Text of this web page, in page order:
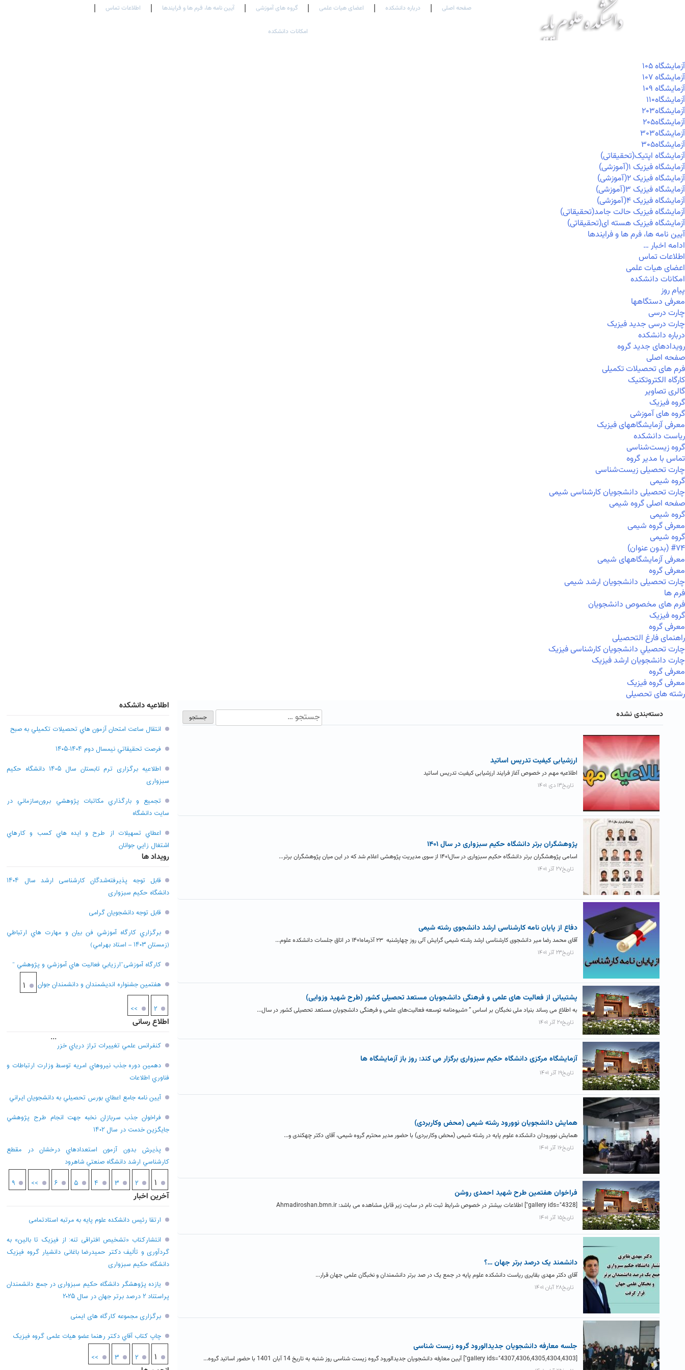
صفحه اصلی درباره دانشکده اعضای هیات علمی گروه های آموزشی آیین نامه ها، فرم ها و فرایندها اطلاعات تماس
امکانات دانشکده
آزمايشگاه ۱۰۵
آزمايشگاه ۱۰۷
آزمايشگاه ۱۰۹
آزمايشگاه۱۱۰
آزمايشگاه۲۰۳
آزمايشگاه۲۰۵
آزمايشگاه۳۰۳
آزمايشگاه۳۰۵
آزمایشگاه اپتیک(تحقیقاتی)
آزمایشگاه فیزیک ۱(آموزشی)
آزمایشگاه فیزیک ۲(آموزشی)
آزمایشگاه فیزیک ۳(آموزشی)
آزمایشگاه فیزیک ۴(آموزشی)
آزمایشگاه فیزیک حالت جامد(تحقیقاتی)
آزمایشگاه فیزیک هسته ای(تحقیقاتی)
آیین نامه ها، فرم ها و فرایندها
ادامه اخبار …
اطلاعات تماس
اعضای هیات علمی
امکانات دانشکده
پیام روز
معرفی دستگاهها
چارت درسی
چارت درسی جدید فیزیک
درباره دانشکده
رویدادهای جدید گروه
صفحه اصلی
فرم های تحصیلات تکمیلی
کارگاه الکتروتکنیک
گالری تصاویر
گروه فیزیک
گروه های آموزشی
معرفی آزمایشگاههای فیزیک
ریاست دانشکده
گروه زیست‌شناسی
تماس با مدیر گروه
چارت تحصیلی زیست‌شناسی
گروه شیمی
چارت تحصیلی دانشجویان کارشناسی شیمی
صفحه اصلی گروه شیمی
گروه شیمی
معرفی گروه شیمی
گروه شیمی
#۷۴ (بدون عنوان)
معرفی آزمایشگاههای شیمی
معرفی گروه
چارت تحصیلی دانشجویان ارشد شیمی
فرم ها
فرم های مخصوص دانشجویان
گروه فیزیک
معرفی گروه
راهنمای فارغ التحصیلی
چارت تحصيلي دانشجویان کارشناسی فیزیک
چارت دانشجویان ارشد فیزیک
معرفی گروه
معرفی گروه فیزیک
رشته های تحصیلی
دسته‌بندی نشده
ارزشیابی کیفیت تدریس اساتید
اطلاعیه مهم در خصوص آغاز فرایند ارزشیابی کیفیت تدریس اساتید
تاریخ۱۳ دی ۱۴۰۱
پژوهشگران برتر دانشگاه حکیم سبزواری در سال ۱۴۰۱
اسامی پژوهشگران برتر دانشگاه حکیم سبزواری در سال۱۴۰۱ از سوی مدیریت پژوهشی اعلام شد که در این میان پژوهشگران برتر...
تاریخ۲۷ آذر ۱۴۰۱
دفاع از پایان نامه کارشناسی ارشد دانشجوی رشته شیمی
آقای محمد رضا میر دانشجوی کارشناسی ارشد رشته شیمی گرایش آلی روز چهارشنبه ۲۳ آذرماه۱۴۰۱ در اتاق جلسات دانشکده علوم...
تاریخ۲۳ آذر ۱۴۰۱
پشتیبانی از فعالیت های علمی و فرهنگی دانشجویان مستعد تحصیلی کشور (طرح شهید وزوایی)
به اطلاع می رساند بنیاد ملی نخبگان بر اساس ” «شیوه‌نامه توسعه فعالیت‌های علمی و فرهنگی دانشجویان مستعد تحصیلی کشور در سال...
تاریخ۲۰ آذر ۱۴۰۱
آزمایشگاه مرکزی دانشگاه حکیم سبزواری برگزار می کند: روز باز آزمایشگاه ها
تاریخ۱۹ آذر ۱۴۰۱
همایش دانشجویان نوورود رشته شیمی (محض وکاربردی)
همایش نوورودان دانشکده علوم پایه در رشته شیمی (محض وکاربردی) با حضور مدیر محترم گروه شیمی، آقای دکتر چهکندی و...
تاریخ۱۶ آذر ۱۴۰۱
فراخوان هفتمین طرح شهید احمدی روشن
[gallery ids="4328"] اطلاعات بیشتر در خصوص شرایط ثبت نام در سایت زیر قابل مشاهده می باشد: Ahmadiroshan.bmn.ir
تاریخ۱۵ آذر ۱۴۰۱
دانشمند یک درصد برتر جهان …؟
آقای دکتر مهدی بقایری ریاست دانشکده علوم پایه در جمع یک در صد برتر دانشمندان و نخبگان علمی جهان قرار...
تاریخ۲۸ آبان ۱۴۰۱
جلسه معارفه دانشجویان جدیدالورود گروه زیست شناسی
[gallery ids="4307,4306,4305,4304,4303"] آیین معارفه دانشجویان جدیدالورود گروه زیست شناسی روز شنبه به تاریخ 14 آبان 1401 با حضور اساتید گروه...
اطلاعیه دانشکده
انتقال ساعت امتحان آزمون هاي تحصيلات تکميلي به صبح
فرصت تحقيقاتي نیمسال دوم ۱۴۰۴-۱۴۰۵
اطلاعیه برگزاری ترم تابستان سال ۱۴۰۵ دانشگاه حکیم
سبزواری
تجميع و بارگذاري مکاتبات پژوهشي برون‌سازماني در
سايت دانشگاه
اعطاي تسهيلات از طرح و ايده هاي کسب و کارهاي
اشتغال زايي جوانان
رویداد ها
قابل توجه پذیرفته‌شدگان کارشناسی ارشد سال ۱۴۰۴
دانشگاه حکیم سبزواری
قابل توجه دانشجویان گرامی
برگزاري کارگاه آموزشي فن بيان و مهارت هاي ارتباطي
(زمستان ۱۴۰۳ – استاد بهرامي)
کارگاه آموزشی”ارزيابي فعاليت هاي آموزشي و پژوهشي “
هفتمين جشنواره انديشمندان و دانشمندان جوان
۱
۲ >>
اطلاع رسانی
کنفرانس علمي تغييرات تراز درياي خزر
دهمين دوره جذب نيروهاي امريه توسط وزارت ارتباطات و
فناوري اطلاعات
آيين نامه جامع اعطاي بورس تحصيلي به دانشجويان ايراني
فراخوان جذب سربازان نخبه جهت انجام طرح پژوهشي
جايگزين خدمت در سال ۱۴۰۲
پذيرش بدون آزمون استعدادهاي درخشان در مقطع
کارشناسي ارشد دانشگاه صنعتي شاهرود
۱ ۲ ۳ ۴ ۵ ۶
...
۹ >>
آخرین اخبار
ارتقا رئیس دانشکده علوم پایه به مرتبه استادتمامی
انتشارکتاب «تشخیص افتراقی تنه: از فیزیک تا بالین» به
گردآوری و تألیف دکتر حمیدرضا باغانی دانشیار گروه فیزیک
دانشگاه حکیم سبزواری
یازده پژوهشگر دانشگاه حکیم سبزواری در جمع دانشمندان
پراستناد ۲ درصد برتر جهان در سال ۲۰۲۵
برگزاری مجموعه کارگاه های ایمنی
چاپ کتاب آقاي دکتر رهنما عضو هیات علمی گروه فیزیک
۱ ۲ ۳ >>